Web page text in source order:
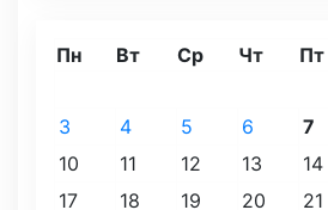
Пн Вт Ср Чт Пт
3
4 5 6 7
10
11 12 13 14
17
18 19 20 21